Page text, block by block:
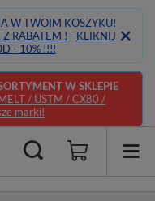
W TWOIM KOSZYKU!
RABATEM ! - KLIKNIJ
- 10% !!!!
W SKLEPIE
/ USTM / CX80 /
marki!